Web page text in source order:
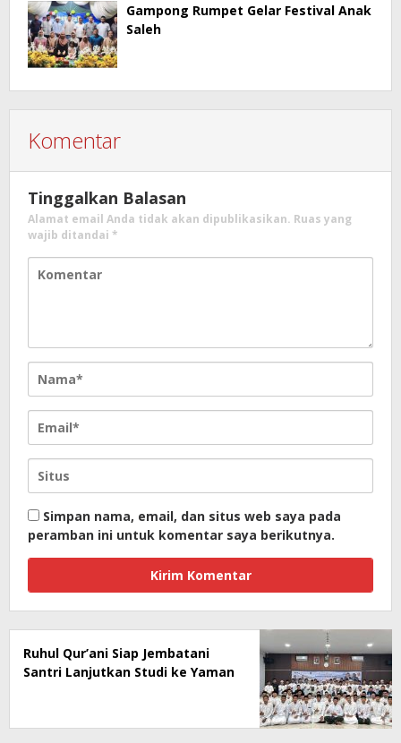
Gampong Rumpet Gelar Festival Anak
Saleh
Komentar
Tinggalkan Balasan
Alamat email Anda tidak akan dipublikasikan. Ruas yang
wajib ditandai *
Simpan nama, email, dan situs web saya pada
peramban ini untuk komentar saya berikutnya.
Ruhul Qur’ani Siap Jembatani
Santri Lanjutkan Studi ke Yaman